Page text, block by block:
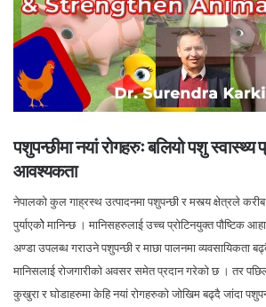
पशुपन्छीमा नयां रोगहरुः बलियो पशु स्वास्थ्य
आवश्यकता
नेपालको कुल गाह्रस्थ उत्पादनमा पशुपन्छी र मस्त्य क्षेत्रले
पुर्याएकोे मानिन्छ । मानिसहरुलाई उच्च प्रोटिनयुक्त पौष्टिक
अण्डा उपलब्ध गराउने पशुपन्छी र माछा पालनमा व्यवसायिकता
मानिसलाई रोजगारीको अवसर समेत प्रदान गरेको छ । तर
कुखुरा र घोडाहरुमा केहि नयां रोगहरुको जोखिम बढ्दै जांदा